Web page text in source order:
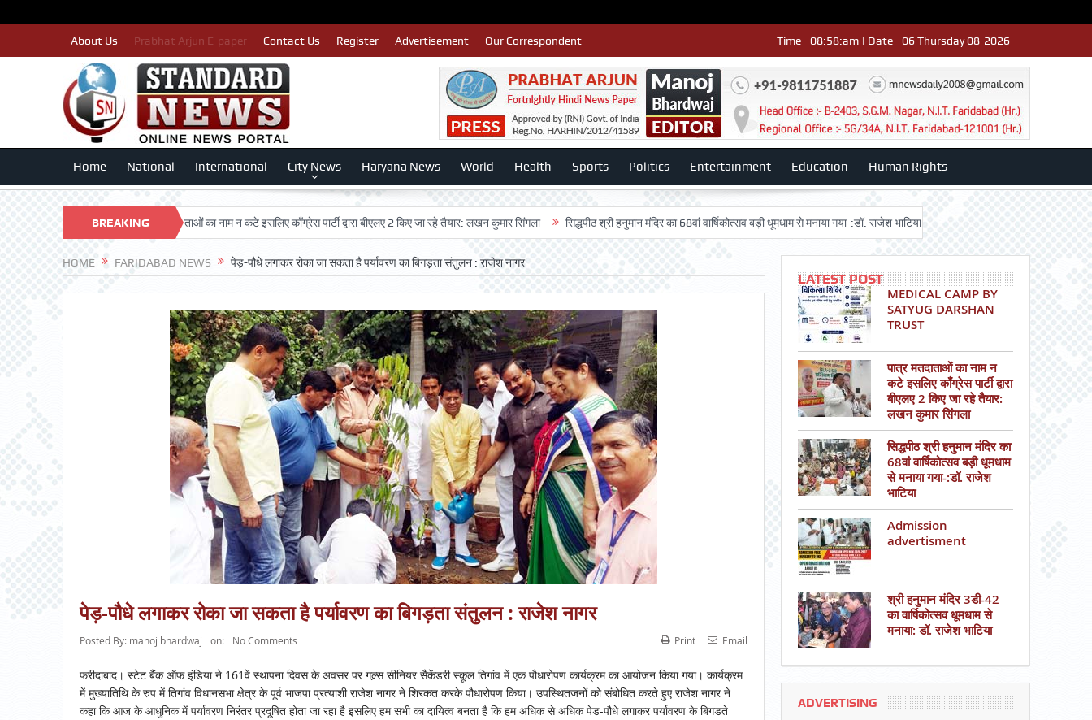
About Us Prabhat Arjun E-paper Contact Us Register Advertisement Our Correspondent Time - 08:58:am | Date - 06 Thursday 08-2026
Home National International City News Haryana News World Health Sports Politics Entertainment Education Human Rights
BREAKING
NEWS
TRUST पात्र मतदाताओं का नाम न कटे इसलिए काँग्रेस पार्टी द्वारा बीएलए 2 किए जा रहे तैयार: लखन कुमार सिंगला सिद्धपीठ श्री हनुमान मंदिर का 68वां वार्षिकोत्सव बड़ी धूमधाम से मनाया गया-:डॉ. राजेश भाटिया Admission advertisment श्री
HOME FARIDABAD NEWS पेड़-पौधे लगाकर रोका जा सकता है पर्यावरण का बिगड़ता संतुलन : राजेश नागर
पेड़-पौधे लगाकर रोका जा सकता है पर्यावरण का बिगड़ता संतुलन : राजेश नागर
Posted By: manoj bhardwaj on: No Comments Print Email
फरीदाबाद। स्टेट बैंक ऑफ इंडिया ने 161वें स्थापना दिवस के अवसर पर गल्र्स सीनियर सैकेंडरी स्कूल तिगांव में एक पौधारोपण कार्यक्रम का आयोजन किया गया। कार्यक्रम
में मुख्यातिथि के रुप में तिगांव विधानसभा क्षेत्र के पूर्व भाजपा प्रत्याशी राजेश नागर ने शिरकत करके पौधारोपण किया। उपस्थितजनों को संबोधित करते हुए राजेश नागर ने
कहा कि आज के आधुनिक में पर्यावरण निरंतर प्रदूषित होता जा रहा है इसलिए हम सभी का दायित्व बनता है कि हम अधिक से अधिक पेड-पौधे लगाकर पर्यावरण के बिगडते
LATEST POST
MEDICAL CAMP BY
SATYUG DARSHAN
TRUST
पात्र मतदाताओं का नाम न
कटे इसलिए काँग्रेस पार्टी द्वारा
बीएलए 2 किए जा रहे तैयार:
लखन कुमार सिंगला
सिद्धपीठ श्री हनुमान मंदिर का
68वां वार्षिकोत्सव बड़ी धूमधाम
से मनाया गया-:डॉ. राजेश
भाटिया
Admission
advertisment
श्री हनुमान मंदिर 3डी-42
का वार्षिकोत्सव धूमधाम से
मनाया: डॉ. राजेश भाटिया
ADVERTISING